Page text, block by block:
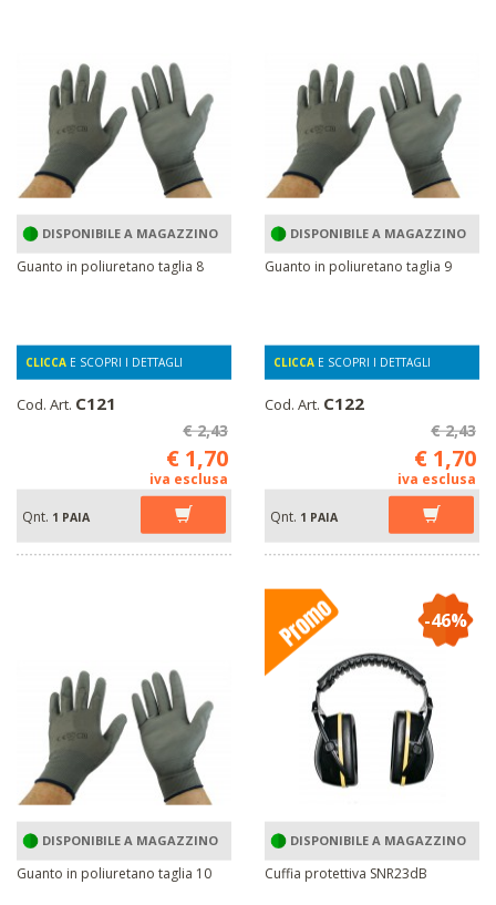
DISPONIBILE A MAGAZZINO
Guanto in poliuretano taglia 8
CLICCA E SCOPRI I DETTAGLI
Cod. Art. C121
€ 2,43
€ 1,70
iva esclusa
Qnt. 1 PAIA
DISPONIBILE A MAGAZZINO
Guanto in poliuretano taglia 9
CLICCA E SCOPRI I DETTAGLI
Cod. Art. C122
€ 2,43
€ 1,70
iva esclusa
Qnt. 1 PAIA
DISPONIBILE A MAGAZZINO
Guanto in poliuretano taglia 10
-46%
DISPONIBILE A MAGAZZINO
Cuffia protettiva SNR23dB